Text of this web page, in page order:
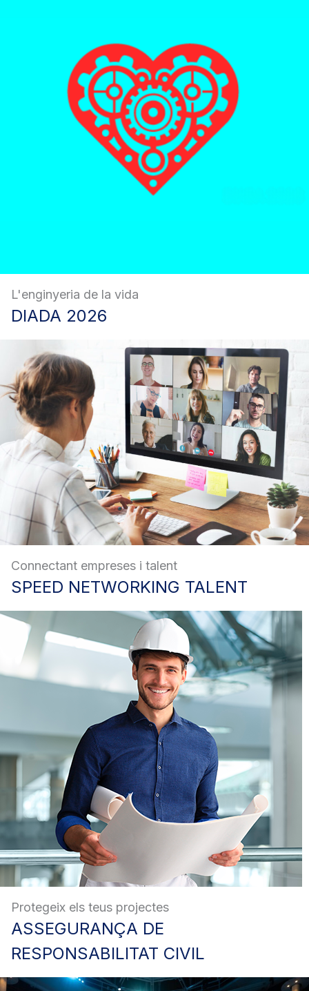
L'enginyeria de la vida
DIADA 2026
Connectant empreses i talent
SPEED NETWORKING TALENT
Protegeix els teus projectes
ASSEGURANÇA DE
RESPONSABILITAT CIVIL